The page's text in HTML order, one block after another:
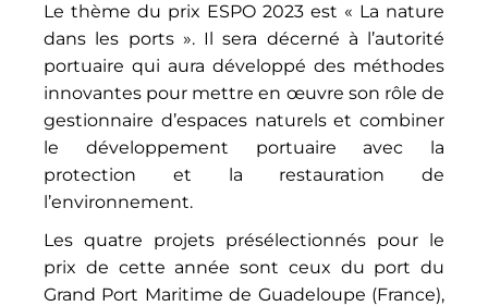
Le thème du prix ESPO 2023 est « La nature
dans les ports ». Il sera décerné à l’autorité
portuaire qui aura développé des méthodes
innovantes pour mettre en œuvre son rôle de
gestionnaire d’espaces naturels et combiner
le développement portuaire avec la
protection et la restauration de
l’environnement.
Les quatre projets présélectionnés pour le
prix de cette année sont ceux du port du
Grand Port Maritime de Guadeloupe (France),